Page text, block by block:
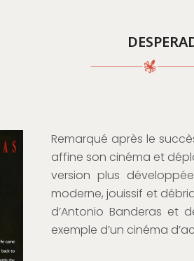
Remarqué après le
affine son cinéma et
version plus
moderne, jouissif et
d’Antonio Banderas et
exemple d’un cinéma